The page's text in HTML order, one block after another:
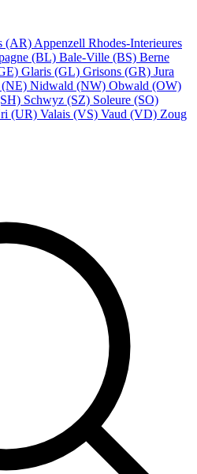
(AR) Appenzell Rhodes-Interieures
(BL) Bale-Ville (BS) Berne
Glaris (GL) Grisons (GR) Jura
(NE) Nidwald (NW) Obwald (OW)
Schwyz (SZ) Soleure (SO)
(UR) Valais (VS) Vaud (VD) Zoug